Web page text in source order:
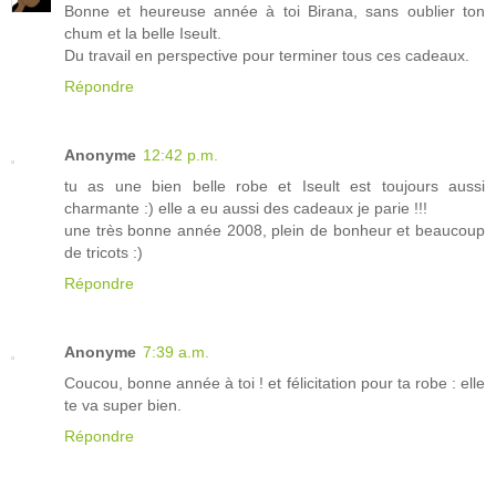
Bonne et heureuse année à toi Birana, sans oublier ton
chum et la belle Iseult.
Du travail en perspective pour terminer tous ces cadeaux.
Répondre
Anonyme 12:42 p.m.
tu as une bien belle robe et Iseult est toujours aussi
charmante :) elle a eu aussi des cadeaux je parie !!!
une très bonne année 2008, plein de bonheur et beaucoup
de tricots :)
Répondre
Anonyme 7:39 a.m.
Coucou, bonne année à toi ! et félicitation pour ta robe : elle
te va super bien.
Répondre